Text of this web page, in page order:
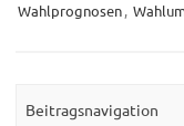
Wahlprognosen,
Beitragsnavigation